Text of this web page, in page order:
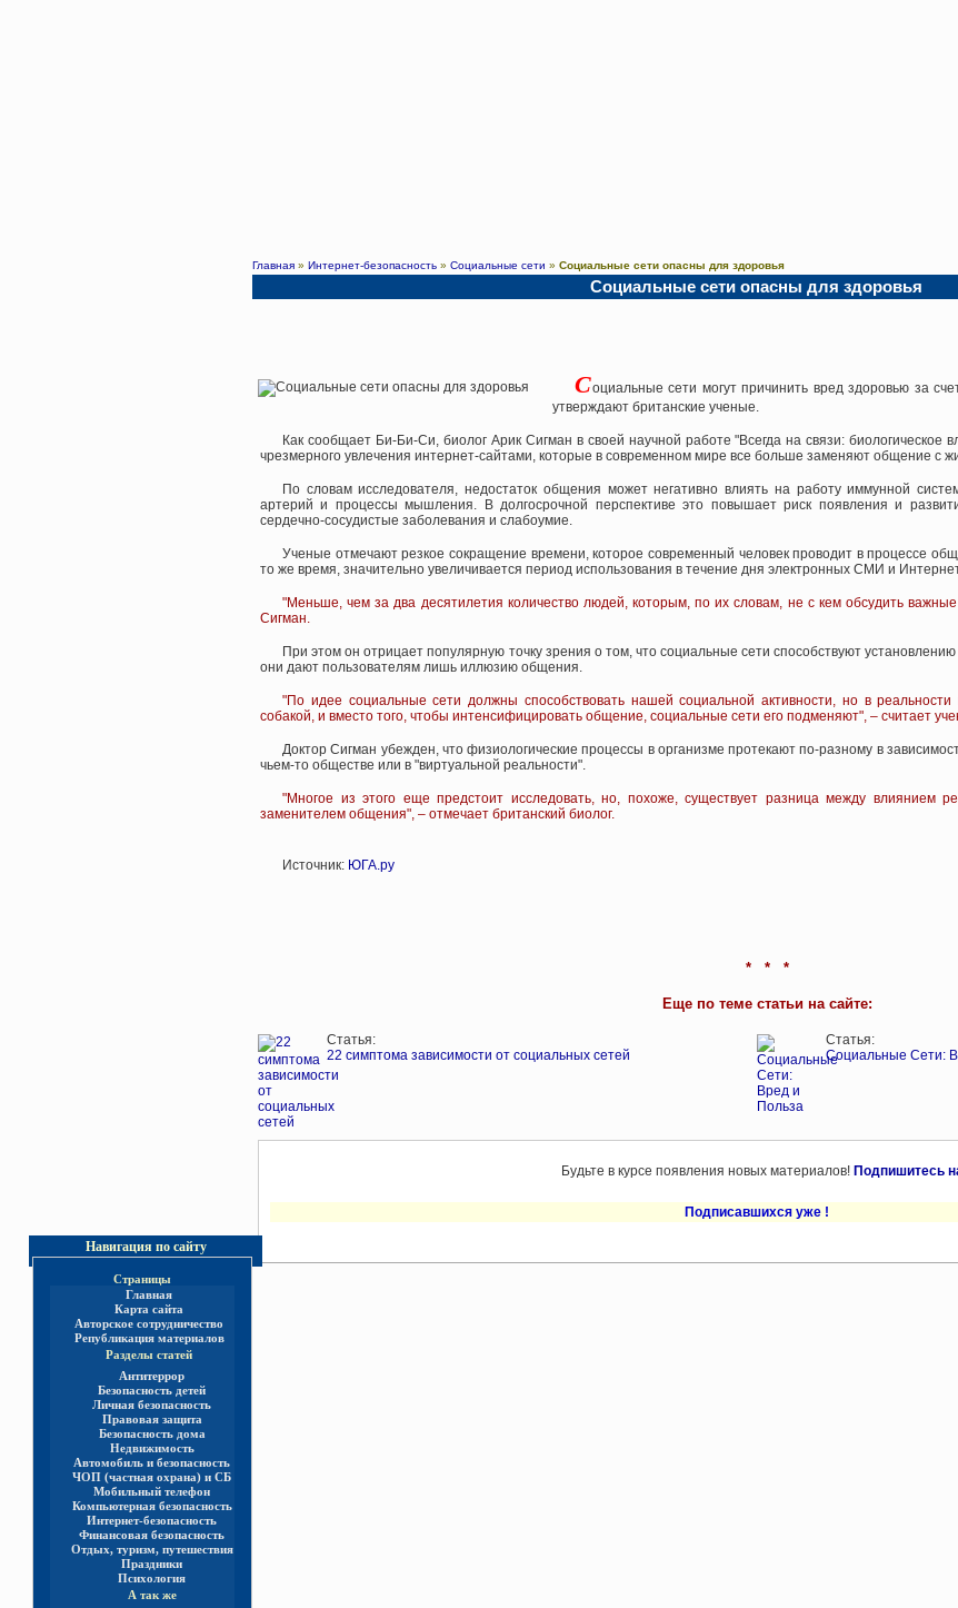
Главная » Интернет-безопасность » Социальные сети » Социальные сети опасны для здоровья
Социальные сети опасны для здоровья
Социальные сети могут причинить вред здоровью за
утверждают британские ученые.
Как сообщает Би-Би-Си, биолог Арик Сигман в своей научной работе "Всегда на связи: биологическое
чрезмерного увлечения интернет-сайтами, которые в современном мире все больше заменяют общение с
По словам исследователя, недостаток общения может негативно влиять на работу иммунной
артерий и процессы мышления. В долгосрочной перспективе это повышает риск появления и
сердечно-сосудистые заболевания и слабоумие.
Ученые отмечают резкое сокращение времени, которое современный человек проводит в процессе
то же время, значительно увеличивается период использования в течение дня электронных СМИ и
"Меньше, чем за два десятилетия количество людей, которым, по их словам, не с кем обсудить
Сигман.
При этом он отрицает популярную точку зрения о том, что социальные сети способствуют
они дают пользователям лишь иллюзию общения.
"По идее социальные сети должны способствовать нашей социальной активности, но в
собакой, и вместо того, чтобы интенсифицировать общение, социальные сети его подменяют", – считает
Доктор Сигман убежден, что физиологические процессы в организме протекают по-разному в
чьем-то обществе или в "виртуальной реальности".
"Многое из этого еще предстоит исследовать, но, похоже, существует разница между влиянием
заменителем общения", – отмечает британский биолог.
Источник: ЮГА.ру
* * *
Еще по теме статьи на сайте:
Статья:
22 cимптома зависимости от социальных сетей
Статья:
Социальные Сети:
Будьте в курсе появления новых материалов! Подпишитесь
Подписавшихся уже !
Навигация по сайту
Страницы
Главная
Карта сайта
Авторское сотрудничество
Републикация материалов
Разделы статей
Антитеррор
Безопасность детей
Личная безопасность
Правовая защита
Безопасность дома
Недвижимость
Автомобиль и безопасность
ЧОП (частная охрана) и СБ
Мобильный телефон
Компьютерная безопасность
Интернет-безопасность
Финансовая безопасность
Отдых, туризм, путешествия
Праздники
Психология
А так же